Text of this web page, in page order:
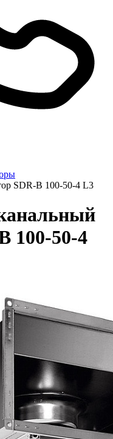
SDR-B 100-50-4 L3
100-50-4